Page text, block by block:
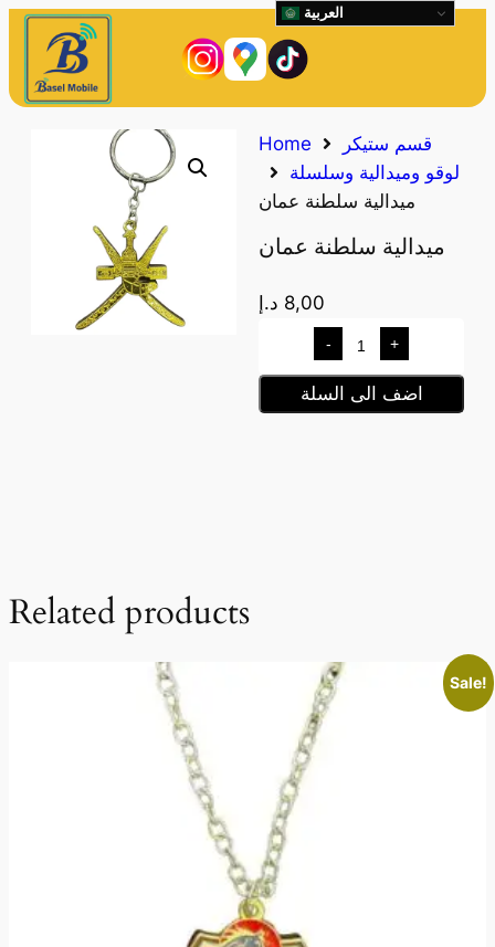
Home
قسم ستيكر
لوقو وميدالية وسلسلة
ميدالية سلطنة عمان
ميدالية سلطنة عمان
8,00 د.إ
- +
اضف الى السلة
Related products
Sale!
العربية